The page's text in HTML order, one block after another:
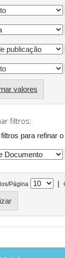
valores
filtros:
para refinar
Página |